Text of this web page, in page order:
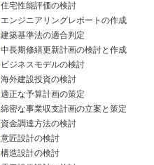
住宅性能評価の検討
エンジニアリングレポートの作成
建築基準法の適合判定
中長期修繕更新計画の検討と作成
ビジネスモデルの検討
海外建設投資の検討
適正な予算計画の策定
綿密な事業収支計画の立案と策定
資金調達方法の検討
意匠設計の検討
構造設計の検討